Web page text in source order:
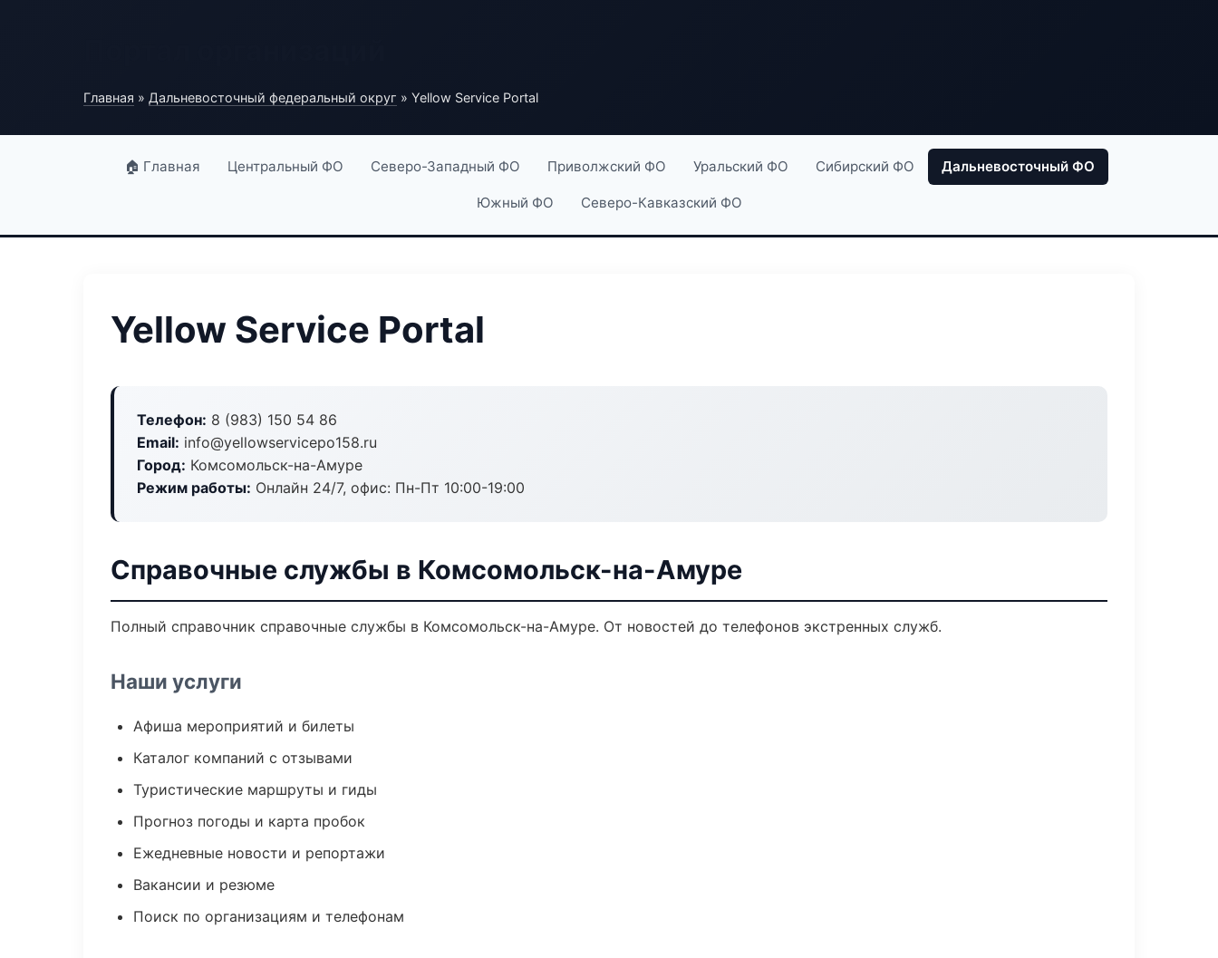
Главная » Дальневосточный федеральный округ » Yellow Service Portal
🏠 Главная Центральный ФО Северо-Западный ФО Приволжский ФО Уральский ФО Сибирский ФО Дальневосточный ФО
Южный ФО Северо-Кавказский ФО
Yellow Service Portal
Телефон: 8 (983) 150 54 86
Email: info@yellowservicepo158.ru
Город: Комсомольск-на-Амуре
Режим работы: Онлайн 24/7, офис: Пн-Пт 10:00-19:00
Справочные службы в Комсомольск-на-Амуре
Полный справочник справочные службы в Комсомольск-на-Амуре. От новостей до телефонов экстренных служб.
Наши услуги
Афиша мероприятий и билеты
Каталог компаний с отзывами
Туристические маршруты и гиды
Прогноз погоды и карта пробок
Ежедневные новости и репортажи
Вакансии и резюме
Поиск по организациям и телефонам